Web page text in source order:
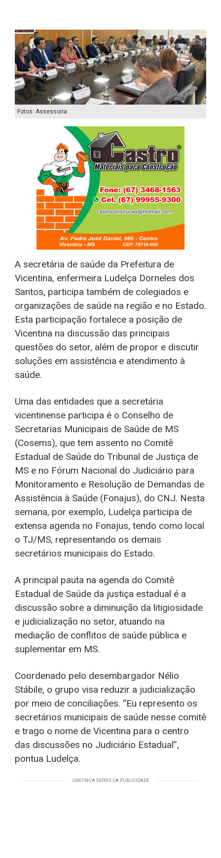
Fotos: Assessoria
A secretária de saúde da Prefeitura de
Vicentina, enfermeira Ludelça Dorneles dos
Santos, participa também de colegiados e
organizações de saúde na região e no Estado.
Esta participação fortalece a posição de
Vicentina na discussão das principais
questões do setor, além de propor e discutir
soluções em assistência e atendimento à
saúde.
Uma das entidades que a secretária
vicentinense participa é o Conselho de
Secretarias Municipais de Saúde de MS
(Cosems), que tem assento no Comitê
Estadual de Saúde do Tribunal de Justiça de
MS e no Fórum Nacional do Judiciário para
Monitoramento e Resolução de Demandas de
Assistência à Saúde (Fonajus), do CNJ. Nesta
semana, por exemplo, Ludelça participa de
extensa agenda no Fonajus, tendo como local
o TJ/MS, representando os demais
secretários municipais do Estado.
A principal pauta na agenda do Comitê
Estadual de Saúde da justiça estadual é a
discussão sobre a diminuição da litigiosidade
e judicialização no setor, atuando na
mediação de conflitos de saúde pública e
suplementar em MS.
Coordenado pelo desembargador Nélio
Stábile, o grupo visa reduzir a judicialização
por meio de conciliações. “Eu represento os
secretários municipais de saúde nesse comitê
e trago o nome de Vicentina para o centro
das discussões no Judiciário Estadual”,
pontua Ludelça.
CONTINUA DEPOIS DA PUBLICIDADE